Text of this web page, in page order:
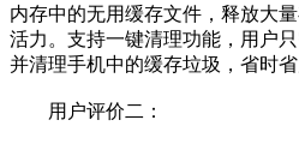
内存中的无用缓存文件，释放大
活力。支持一键清理功能，用户
并清理手机中的缓存垃圾，省时省
用户评价二：